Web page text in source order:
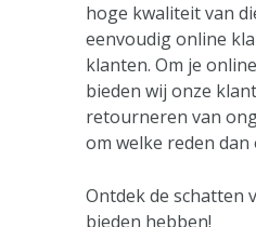
hoge kwaliteit van
eenvoudig online
klanten. Om je
bieden wij onze
retourneren van
om welke reden dan
Ontdek de schatten
bieden hebben!